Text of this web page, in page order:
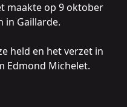
maakte op 9 oktober
in Gaillarde.
held en het verzet in
Edmond Michelet.